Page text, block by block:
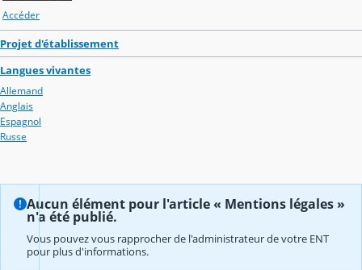
Accéder
Projet d'établissement
Langues vivantes
Allemand
Anglais
Espagnol
Russe
Aucun élément pour l'article « Mentions légales »
n'a été publié.
Vous pouvez vous rapprocher de l'administrateur de votre ENT
pour plus d'informations.